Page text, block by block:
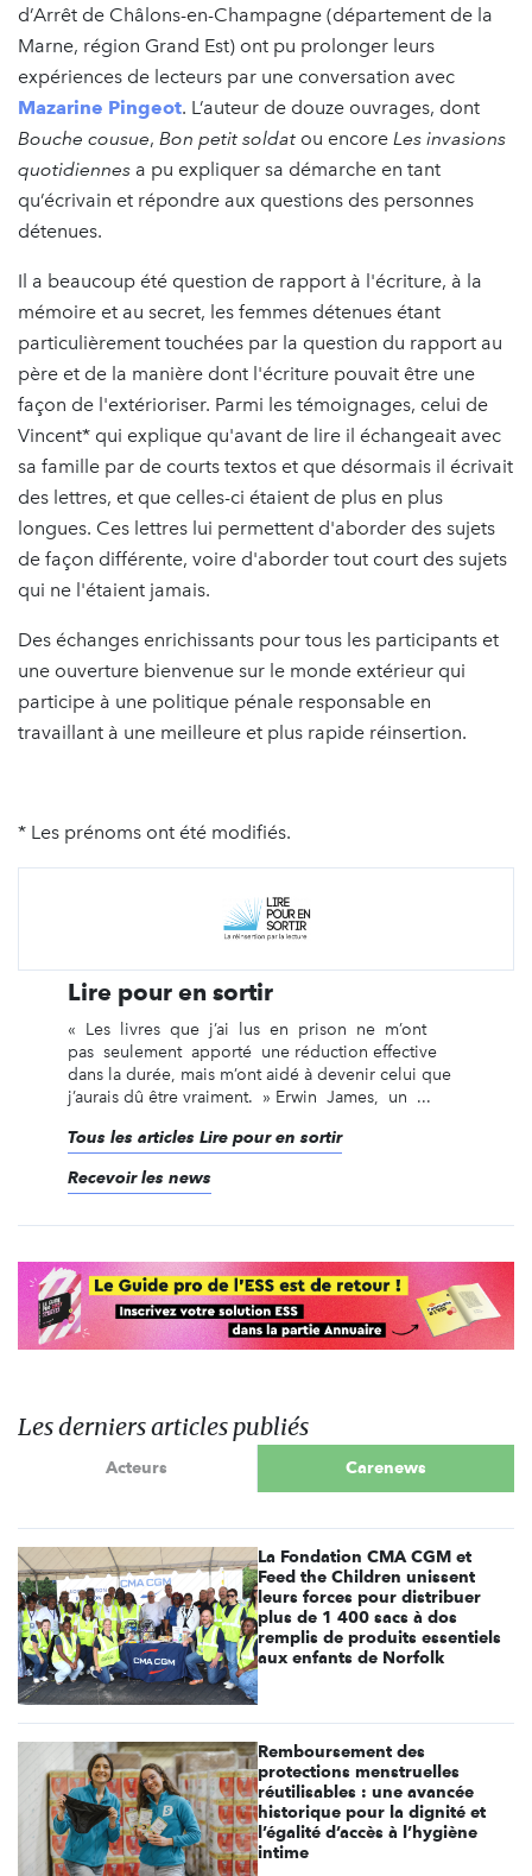
d’Arrêt de Châlons-en-Champagne (département de la
Marne, région Grand Est) ont pu prolonger leurs
expériences de lecteurs par une conversation avec
Mazarine Pingeot. L’auteur de douze ouvrages, dont
Bouche cousue, Bon petit soldat ou encore Les invasions
quotidiennes a pu expliquer sa démarche en tant
qu’écrivain et répondre aux questions des personnes
détenues.
Il a beaucoup été question de rapport à l'écriture, à la
mémoire et au secret, les femmes détenues étant
particulièrement touchées par la question du rapport au
père et de la manière dont l'écriture pouvait être une
façon de l'extérioriser. Parmi les témoignages, celui de
Vincent* qui explique qu'avant de lire il échangeait avec
sa famille par de courts textos et que désormais il écrivait
des lettres, et que celles-ci étaient de plus en plus
longues. Ces lettres lui permettent d'aborder des sujets
de façon différente, voire d'aborder tout court des sujets
qui ne l'étaient jamais.
Des échanges enrichissants pour tous les participants et
une ouverture bienvenue sur le monde extérieur qui
participe à une politique pénale responsable en
travaillant à une meilleure et plus rapide réinsertion.
* Les prénoms ont été modifiés.
Lire pour en sortir
« Les livres que j’ai lus en prison ne m’ont
pas seulement apporté une réduction effective
dans la durée, mais m’ont aidé à devenir celui que
j’aurais dû être vraiment. » Erwin James, un ...
Tous les articles Lire pour en sortir
Recevoir les news
Les derniers articles publiés
Acteurs Carenews
La Fondation CMA CGM et
Feed the Children unissent
leurs forces pour distribuer
plus de 1 400 sacs à dos
remplis de produits essentiels
aux enfants de Norfolk
Remboursement des
protections menstruelles
réutilisables : une avancée
historique pour la dignité et
l’égalité d’accès à l’hygiène
intime